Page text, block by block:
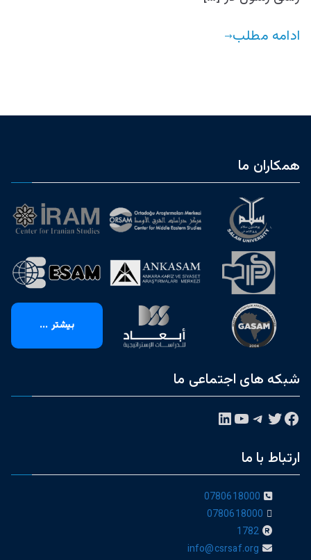
ادامه مطلب
همکاران ما
بیشتر ...
شبکه های اجتماعی ما
فیس‌بوکتوییتر تلگرام یوتیوبلینکداین
ارتباط با ما
0780618000
0780618000
1782
info@csrsaf.org